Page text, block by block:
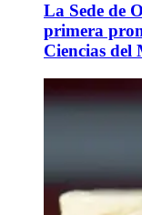
La Sede de
primera
Ciencias